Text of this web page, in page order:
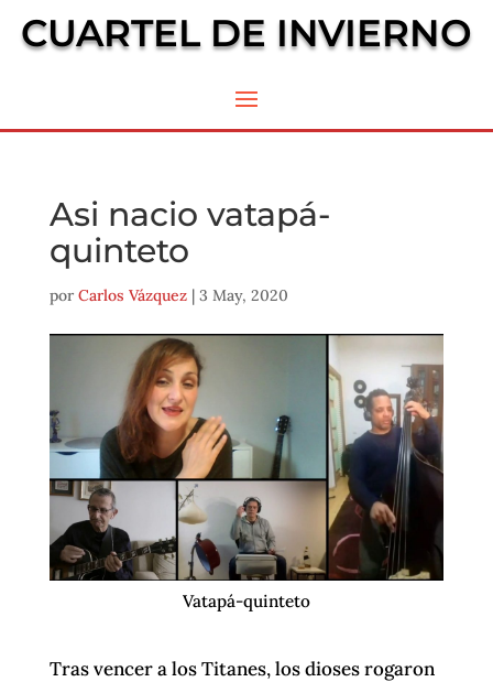
CUARTEL DE INVIERNO
Asi nacio vatapá-
quinteto
por Carlos Vázquez| 3 May, 2020
Vatapá-quinteto
Tras vencer a los Titanes, los dioses rogaron